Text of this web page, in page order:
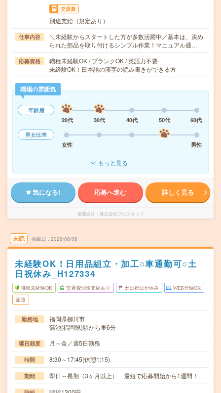
交通費
別途支給（規定あり）
仕事内容
＼未経験からスタートした方が多数活躍中／基本は、決め
られた部品を取り付けるシンプル作業！マニュアル通…
応募資格
職種未経験OK / ブランクOK / 英語力不要
未経験OK！日本語の漢字の読み書きができる方
職場の雰囲気
年齢層
20代
30代 40代 50代
60代
男女比率
女性
男性
もっと見る
気になる! 応募へ進む 詳しく見る
派遣会社 株式会社プロスタッフ
未読 掲載日 2026/08/08
未経験OK！日用品組立・加工○車通勤可○土
日祝休み_H127334
職種未経験OK 交通費別途支給あり 土日祝日が休み WEB登録OK
派遣
勤務地
福岡県柳川市
蒲池(福岡県)駅から車6分
曜日頻度 月～金／週5日勤務
時間 8:30～17:45(休憩1:15)
期間 即日～長期（3ヶ月以上） 最短で応募開始から1週間！